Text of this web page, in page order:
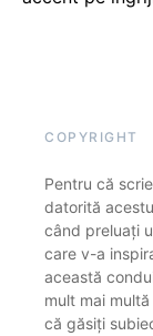
COPYRIGHT
Pentru că
datorită
când preluați
care v-a
această
mult mai
că găsiți